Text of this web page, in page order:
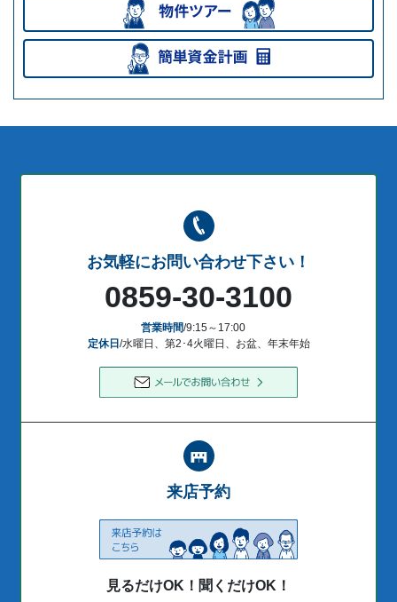
お気軽にお問い合わせ下さい！
0859-30-3100
営業時間/9:15～17:00
定休日/水曜日、第2･4火曜日、お盆、年末年始
来店予約
見るだけOK！聞くだけOK！